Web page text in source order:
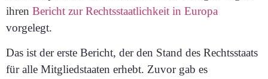
ihren Bericht zur Rechtsstaatlichkeit in Europa
vorgelegt.
Das ist der erste Bericht, der den Stand des Rechtsstaats
für alle Mitgliedstaaten erhebt. Zuvor gab es